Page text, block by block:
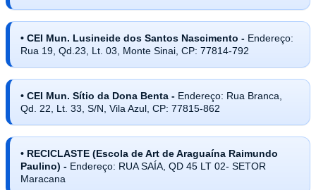
• CEI Mun. Lusineide dos Santos Nascimento - Endereço:
Rua 19, Qd.23, Lt. 03, Monte Sinai, CP: 77814-792
• CEI Mun. Sítio da Dona Benta - Endereço: Rua Branca,
Qd. 22, Lt. 33, S/N, Vila Azul, CP: 77815-862
• RECICLASTE (Escola de Art de Araguaína Raimundo
Paulino) - Endereço: RUA SAÍA, QD 45 LT 02- SETOR
Maracana